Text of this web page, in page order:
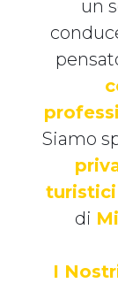
un
Siamo
turistici
di
I